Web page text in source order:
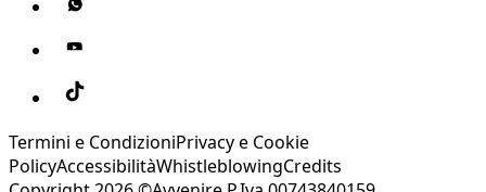
Termini e CondizioniPrivacy e Cookie
PolicyAccessibilitàWhistleblowingCredits